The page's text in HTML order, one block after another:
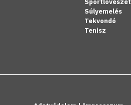
Sportlövészet
Súlyemelés
Tekvondó
Tenisz